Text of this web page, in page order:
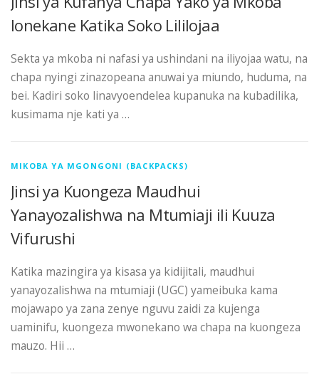
Ionekane Katika Soko Lililojaa
Sekta ya mkoba ni nafasi ya ushindani na iliyojaa watu, na
chapa nyingi zinazopeana anuwai ya miundo, huduma, na
bei. Kadiri soko linavyoendelea kupanuka na kubadilika,
kusimama nje kati ya …
MIKOBA YA MGONGONI (BACKPACKS)
Jinsi ya Kuongeza Maudhui
Yanayozalishwa na Mtumiaji ili Kuuza
Vifurushi
Katika mazingira ya kisasa ya kidijitali, maudhui
yanayozalishwa na mtumiaji (UGC) yameibuka kama
mojawapo ya zana zenye nguvu zaidi za kujenga
uaminifu, kuongeza mwonekano wa chapa na kuongeza
mauzo. Hii …